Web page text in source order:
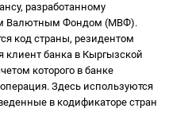
разработанному
Валютным Фондом (МВФ).
код страны, резидентом
клиент банка в Кыргызской
которого в банке
Здесь используются
в кодификаторе стран